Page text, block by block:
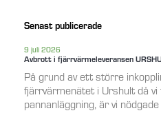
Senast publicerade
9 juli 2026
Avbrott i fjärrvärmeleveransen
På grund av ett större
fjärrvärmenätet i Urshult då
pannanläggning, är vi